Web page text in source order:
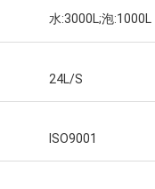
水:3000L;泡:1000L
24L/S
ISO9001